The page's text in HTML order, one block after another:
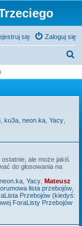
Zaloguj się
się
k
ku3a neon.ka Yacy
ale może jakiś
do głosowania na
neon.ka Yacy Mateusz
lista przebojów,
Przebojów (kiedyś:
ForaListy Przebojów